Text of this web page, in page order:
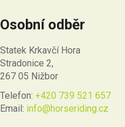
Osobní odběr
Statek Krkavčí Hora
Stradonice 2,
267 05 Nižbor
Telefon: +420 739 521 657
Email: info@horseriding.cz